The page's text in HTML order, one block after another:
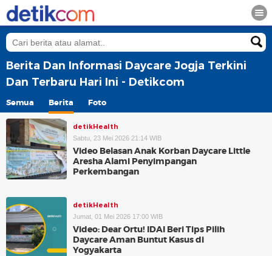
Berita Dan Informasi Daycare Jogja Terkini
Dan Terbaru Hari Ini - Detikcom
Semua Berita Foto
detikHealth
Sabtu, 23 Mei 2026 21:14 WIB
Video Belasan Anak Korban Daycare Little
Aresha Alami Penyimpangan
Perkembangan
detikHealth
Jumat, 01 Mei 2026 17:00 WIB
Video: Dear Ortu! IDAI Beri Tips Pilih
Daycare Aman Buntut Kasus di
Yogyakarta